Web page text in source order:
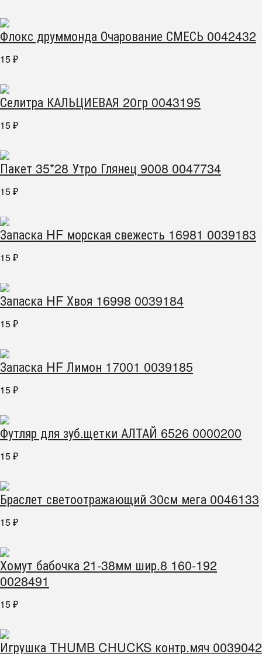
Флокс друммонда Очарование СМЕСЬ 0042432
15 ₽
Селитра КАЛЬЦИЕВАЯ 20гр 0043195
15 ₽
Пакет 35*28 Утро Глянец 9008 0047734
15 ₽
Запаска HF морская свежесть 16981 0039183
15 ₽
Запаска HF Хвоя 16998 0039184
15 ₽
Запаска HF Лимон 17001 0039185
15 ₽
Футляр для зуб.щетки АЛТАЙ 6526 0000200
15 ₽
Браслет светоотражающий 30см мега 0046133
15 ₽
Хомут бабочка 21-38мм шир.8 160-192
0028491
15 ₽
Игрушка THUMB CHUCKS контр.мяч 0039042